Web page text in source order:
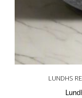
LUNDHS